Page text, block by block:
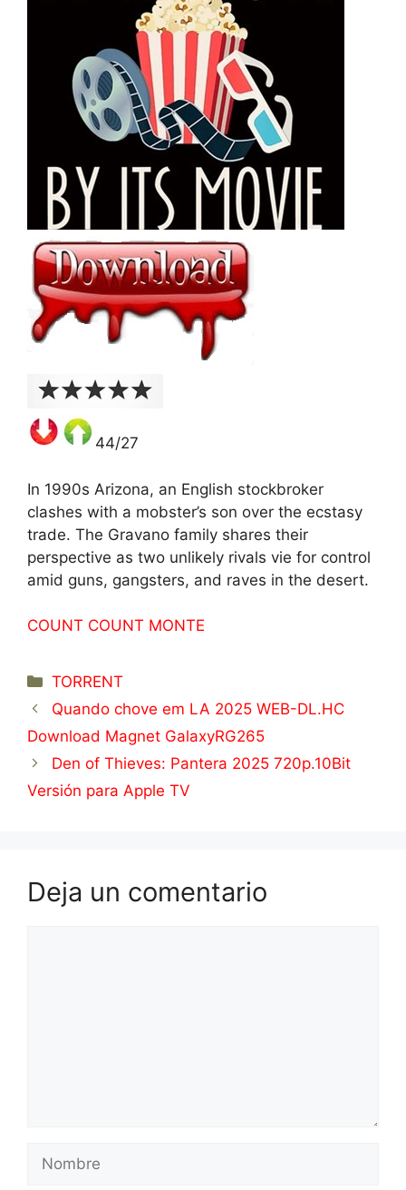
44/27
In 1990s Arizona, an English stockbroker
clashes with a mobster’s son over the ecstasy
trade. The Gravano family shares their
perspective as two unlikely rivals vie for control
amid guns, gangsters, and raves in the desert.
COUNT COUNT MONTE
Categorías
TORRENT
Quando chove em LA 2025 WEB-DL.HC
Download Magnet GalaxyRG265
Den of Thieves: Pantera 2025 720p.10Bit
Versión para Apple TV
Deja un comentario
Nombre